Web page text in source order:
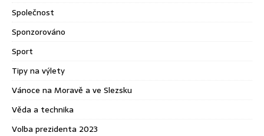
Společnost
Sponzorováno
Sport
Tipy na výlety
Vánoce na Moravě a ve Slezsku
Věda a technika
Volba prezidenta 2023